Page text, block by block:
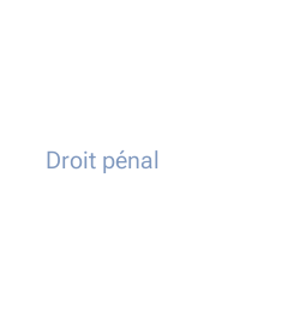
Droit pénal